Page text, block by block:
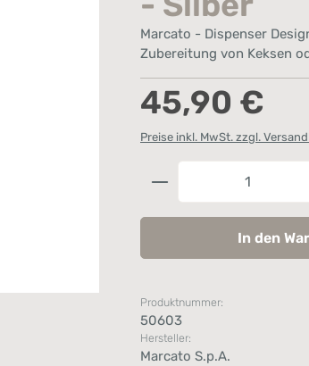
Marcato - Dispenser
Zubereitung von Keksen
Regulärer Preis:
45,90 €
Preise inkl. MwSt. zzgl.
Produkt
In den
Produktnummer:
50603
Hersteller:
Marcato S.p.A.